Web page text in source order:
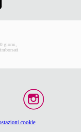
giorni,
cookie